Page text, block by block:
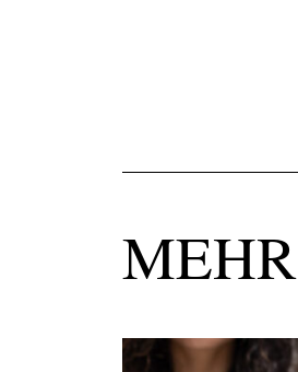
MEHR